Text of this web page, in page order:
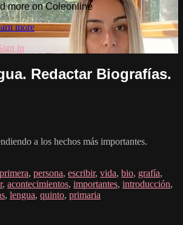
more on Coleonline
more
in
Redactar Biografías.
a los hechos más importantes.
primera, persona, escribir, vida, bio, grafía,
, acontecimientos, importantes, introducción,
, lengua, quinto, primaria